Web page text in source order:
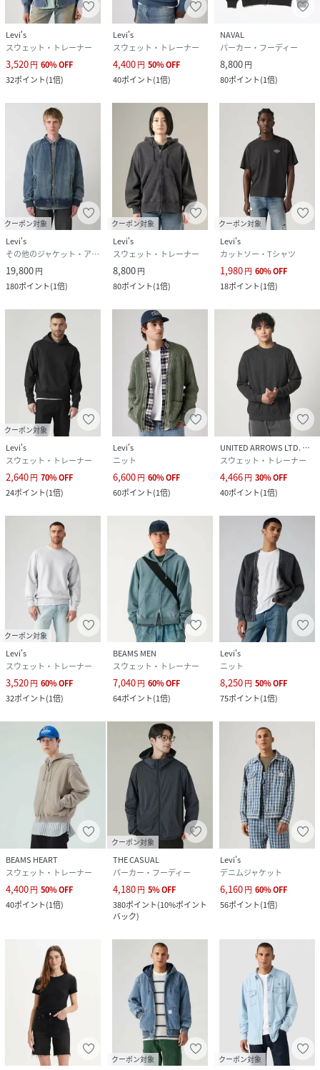
Levi's
スウェット・トレーナー
3,520円 60%OFF
32ポイント(1倍)
Levi's
スウェット・トレーナー
4,400円 50%OFF
40ポイント(1倍)
NAVAL
パーカー・フーディー
8,800円
80ポイント(1倍)
クーポン対象
Levi's
その他のジャケット・アウター
19,800円
180ポイント(1倍)
クーポン対象
Levi's
スウェット・トレーナー
8,800円
80ポイント(1倍)
クーポン対象
Levi's
カットソー・Tシャツ
1,980円 60%OFF
18ポイント(1倍)
クーポン対象
Levi's
スウェット・トレーナー
2,640円 70%OFF
24ポイント(1倍)
Levi's
ニット
6,600円 60%OFF
60ポイント(1倍)
UNITED ARROWS LTD. OUTLET
スウェット・トレーナー
4,466円 30%OFF
40ポイント(1倍)
クーポン対象
Levi's
スウェット・トレーナー
3,520円 60%OFF
32ポイント(1倍)
BEAMS MEN
スウェット・トレーナー
7,040円 60%OFF
64ポイント(1倍)
Levi's
ニット
8,250円 50%OFF
75ポイント(1倍)
BEAMS HEART
スウェット・トレーナー
4,400円 50%OFF
40ポイント(1倍)
クーポン対象
THE CASUAL
パーカー・フーディー
4,180円 5%OFF
380ポイント(10%ポイント
バック)
Levi's
デニムジャケット
6,160円 60%OFF
56ポイント(1倍)
クーポン対象 クーポン対象